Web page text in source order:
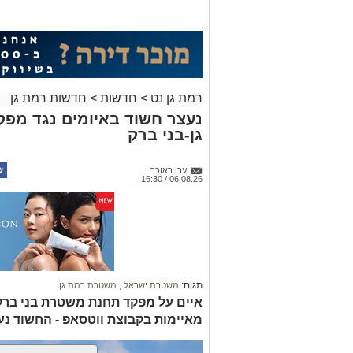
צילום באדיבות מכבי קבוצת כנען רמת-גן
במסגרת השיפוץ המתבצע, הפרקט
קבוצת כנען רמת-גן עובר שיפוץ
משופצים, חדר השופטים ישודרג, נבנים
אבי גבאי היו"ר והבעלים של מכבי
ישירה בחוויית הצפייה של האוהדים
את תחושת השייכות של האוהדים
רמת גן נט > חדשות > חדשות רמת גן
נעצר חשוד באיומים נגד
גן-בני ברק
ערן ראוכר
06.08.26 / 16:30
תגים: משטרת ישראל משטרת רמת גן
איים על מפקד תחנת משטרת בני
מאיימות בקבוצת ווטסאפ - החשוד